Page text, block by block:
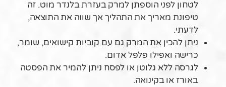
לטחון לפני הוספתן למרק בעזרת בלנדר מוט. זה
טיפונת מאריך את התהליך אך שווה את התוצאה,
לדעתי.
ניתן להכין את המרק גם עם קוביות קישואים, שומר,
כרישה ואפילו פלפל אדום.
לגרסה ללא גלוטן או לפסח ניתן להמיר את הפסטה
באורז או בקינואה.